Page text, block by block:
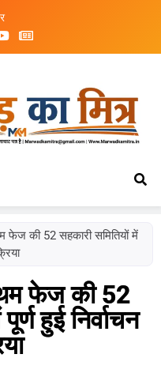
फेज की 52 सहकारी समितियों में
फेज की 52
हुई निर्वाचन